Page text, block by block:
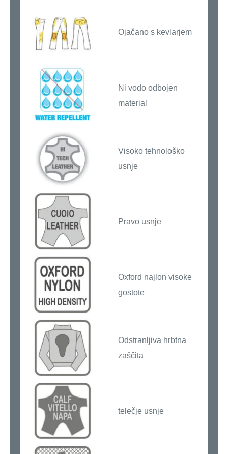
Ojačano s kevlarjem
Ni vodo odbojen
material
Visoko tehnološko
usnje
Pravo usnje
Oxford najlon visoke
gostote
Odstranljiva hrbtna
zaščita
telečje usnje